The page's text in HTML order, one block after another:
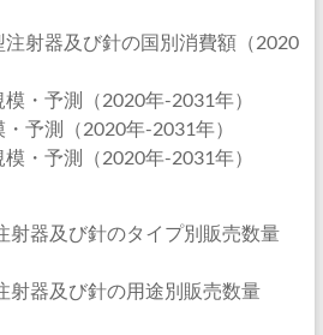
注射器及び針の国別消費額（2020
・予測（2020年-2031年）
予測（2020年-2031年）
・予測（2020年-2031年）
射器及び針のタイプ別販売数量
射器及び針の用途別販売数量